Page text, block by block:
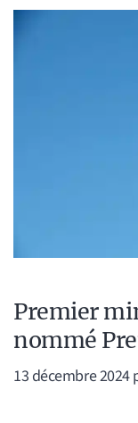
Premier
nommé
13 décembre 2024